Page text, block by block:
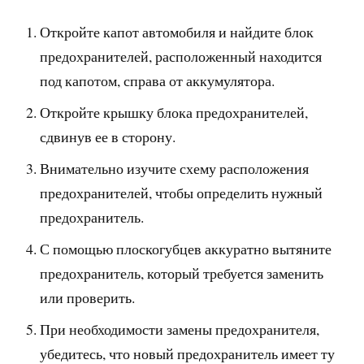
Откройте капот автомобиля и найдите блок
предохранителей, расположенный находится
под капотом, справа от аккумулятора.
Откройте крышку блока предохранителей,
сдвинув ее в сторону.
Внимательно изучите схему расположения
предохранителей, чтобы определить нужный
предохранитель.
С помощью плоскогубцев аккуратно вытяните
предохранитель, который требуется заменить
или проверить.
При необходимости замены предохранителя,
убедитесь, что новый предохранитель имеет ту